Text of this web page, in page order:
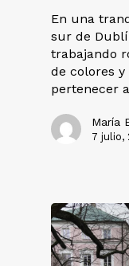
En una
sur de
trabajando
de colores
pertenecer
María
7 julio,